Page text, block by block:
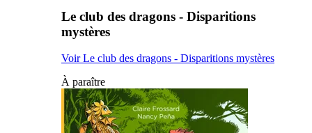
Le club des dragons - Disparitions
mystères
Voir Le club des dragons - Disparitions mystères
À paraître